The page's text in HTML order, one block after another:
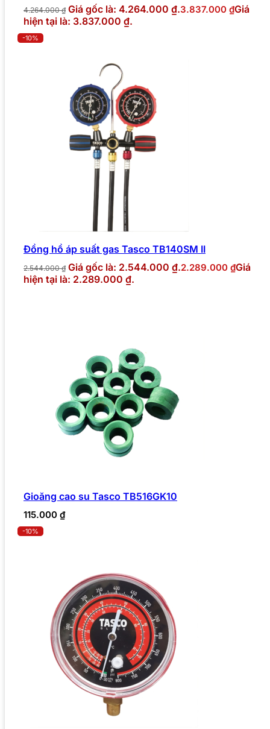
4.264.000₫ Giá gốc là: 4.264.000 ₫.3.837.000 ₫Giá
hiện tại là: 3.837.000 ₫.
-10%
Đồng hồ áp suất gas Tasco TB140SM II
2.544.000₫ Giá gốc là: 2.544.000 ₫.2.289.000 ₫Giá
hiện tại là: 2.289.000 ₫.
Gioăng cao su Tasco TB516GK10
115.000 ₫
-10%